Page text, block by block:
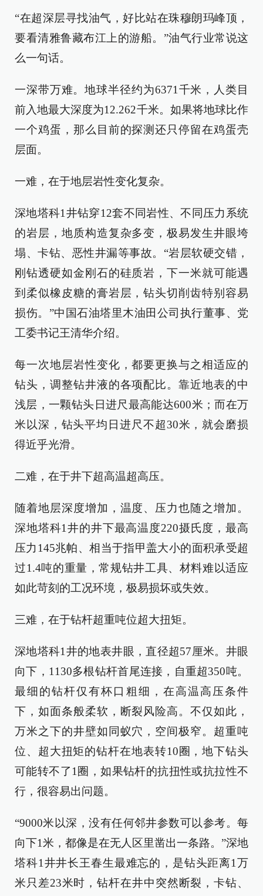
“在超深层寻找油气，好比站在珠穆朗玛峰顶，
要看清雅鲁藏布江上的游船。”油气行业常说这
么一句话。
一深带万难。地球半径约为6371千米，人类目
前入地最大深度为12.262千米。如果将地球比作
一个鸡蛋，那么目前的探测还只停留在鸡蛋壳
层面。
一难，在于地层岩性变化复杂。
深地塔科1井钻穿12套不同岩性、不同压力系统
的岩层，地质构造复杂多变，极易发生井眼垮
塌、卡钻、恶性井漏等事故。“岩层软硬交错，
刚钻透硬如金刚石的硅质岩，下一米就可能遇
到柔似橡皮糖的膏岩层，钻头切削齿特别容易
损伤。”中国石油塔里木油田公司执行董事、党
工委书记王清华介绍。
每一次地层岩性变化，都要更换与之相适应的
钻头，调整钻井液的各项配比。靠近地表的中
浅层，一颗钻头日进尺最高能达600米；而在万
米以深，钻头平均日进尺不超30米，就会磨损
得近乎光滑。
二难，在于井下超高温超高压。
随着地层深度增加，温度、压力也随之增加。
深地塔科1井的井下最高温度220摄氏度，最高
压力145兆帕、相当于指甲盖大小的面积承受超
过1.4吨的重量，常规钻井工具、材料难以适应
如此苛刻的工况环境，极易损坏或失效。
三难，在于钻杆超重吨位超大扭矩。
深地塔科1井的地表井眼，直径超57厘米。井眼
向下，1130多根钻杆首尾连接，自重超350吨。
最细的钻杆仅有杯口粗细，在高温高压条件
下，如面条般柔软，断裂风险高。不仅如此，
万米之下的井壁如同蚁穴，空间极窄。超重吨
位、超大扭矩的钻杆在地表转10圈，地下钻头
可能转不了1圈，如果钻杆的抗扭性或抗拉性不
行，很容易出问题。
“9000米以深，没有任何邻井参数可以参考。每
向下1米，都像是在无人区里凿出一条路。”深地
塔科1井井长王春生最难忘的，是钻头距离1万
米只差23米时，钻杆在井中突然断裂，卡钻、